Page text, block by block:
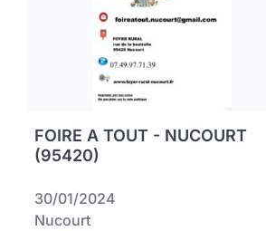
FOIRE A TOUT - NUCOURT
(95420)
30/01/2024
Nucourt